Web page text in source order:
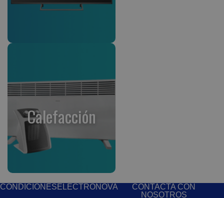
Calefacción
CONDICIONESELECTRONOVA
CONTACTA CON
NOSOTROS